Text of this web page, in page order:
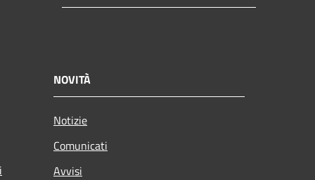
NOVITÀ
Notizie
Comunicati
Avvisi